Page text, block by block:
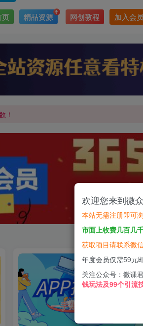
页 精品资源 网创教程 加入会员
式草根创业基地，最新最强网赚教程大全，
！
式草根创业基地，最新最强网赚教程大全，
欢迎您来到微
本站无需注册即可
市面上收费几百几
获取项目请联系微
年度会员仅需59元
关注公众号：微课
钱玩法及99个引流